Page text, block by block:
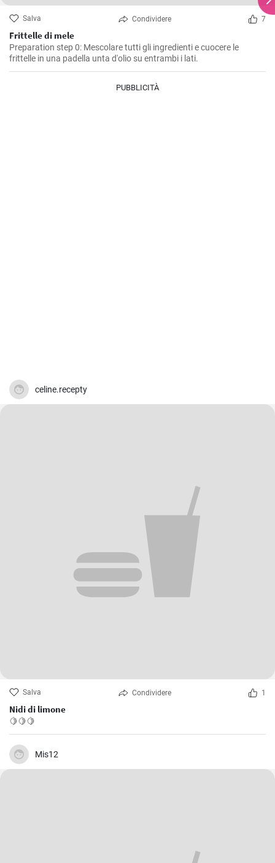
Salva Condividere 7
Frittelle di mele
Preparation step 0: Mescolare tutti gli ingredienti e cuocere le
frittelle in una padella unta d'olio su entrambi i lati.
PUBBLICITÀ
celine.recepty
Salva Condividere 1
Nidi di limone
🍋🍋🍋
Mis12